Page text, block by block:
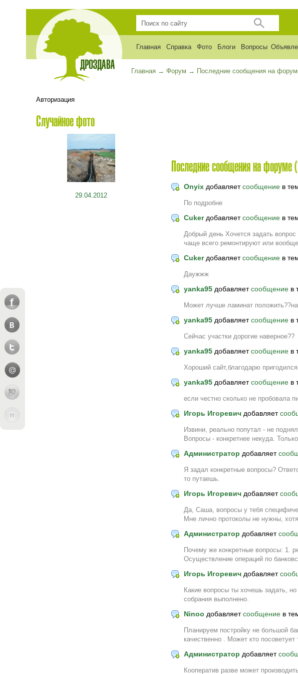
Главная Справка Фото Блоги Вопросы
Авторизация
Главная → Форум → Последние сообщения на
Случайное фото
29.04.2012
Последние сообщения на форуме
Onyix добавляетсообщение в
По подробне
Cukerдобавляетсообщение в
Добрый день Хочется задать
чаще всего ремонтируют или
Cukerдобавляетсообщение в
Даужжж
yanka95 добавляетсообщение в
Может лучше ламинат
yanka95 добавляетсообщение в
Сейчас участки дорогие наверное??
yanka95 добавляетсообщение в
Хороший сайт,благодарю
yanka95 добавляетсообщение в
если честно сколько не пробовала
Игорь Игоревич добавляет
Извини, реально попутал - не
Вопросы - конкретнее некуда.
Администратор добавляет
Я задал конкретные вопросы?
то путаешь.
Игорь Игоревич добавляет
Да, Саша, вопросы у тебя
Мне лично протоколы не нужны,
Администратор добавляет
Почему же конкретные вопросы: 1.
Осуществление операций по
Игорь Игоревич добавляет
Какие вопросы ты хочешь задать,
собрания выполнено.
Ninoo добавляетсообщение в
Планируем постройку не большой
качественно . Может кто посоветует
Администратор добавляет
Кооператив разве может